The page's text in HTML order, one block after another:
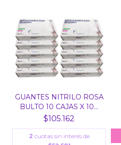
GUANTES NITRILO ROSA
BULTO 10 CAJAS X 10...
$105.162
2 cuotas sin interés de